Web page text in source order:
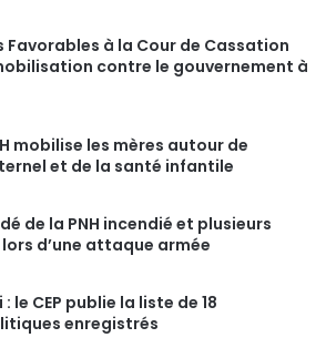
Favorables à la Cour de Cassation
contre le gouvernement à
mobilise les mères autour de
et de la santé infantile
de la PNH incendié et plusieurs
d’une attaque armée
le CEP publie la liste de 18
enregistrés